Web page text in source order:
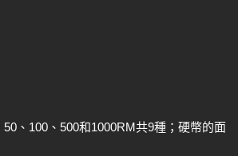
50 、 100 、 500和1000RM共9種；硬幣的面